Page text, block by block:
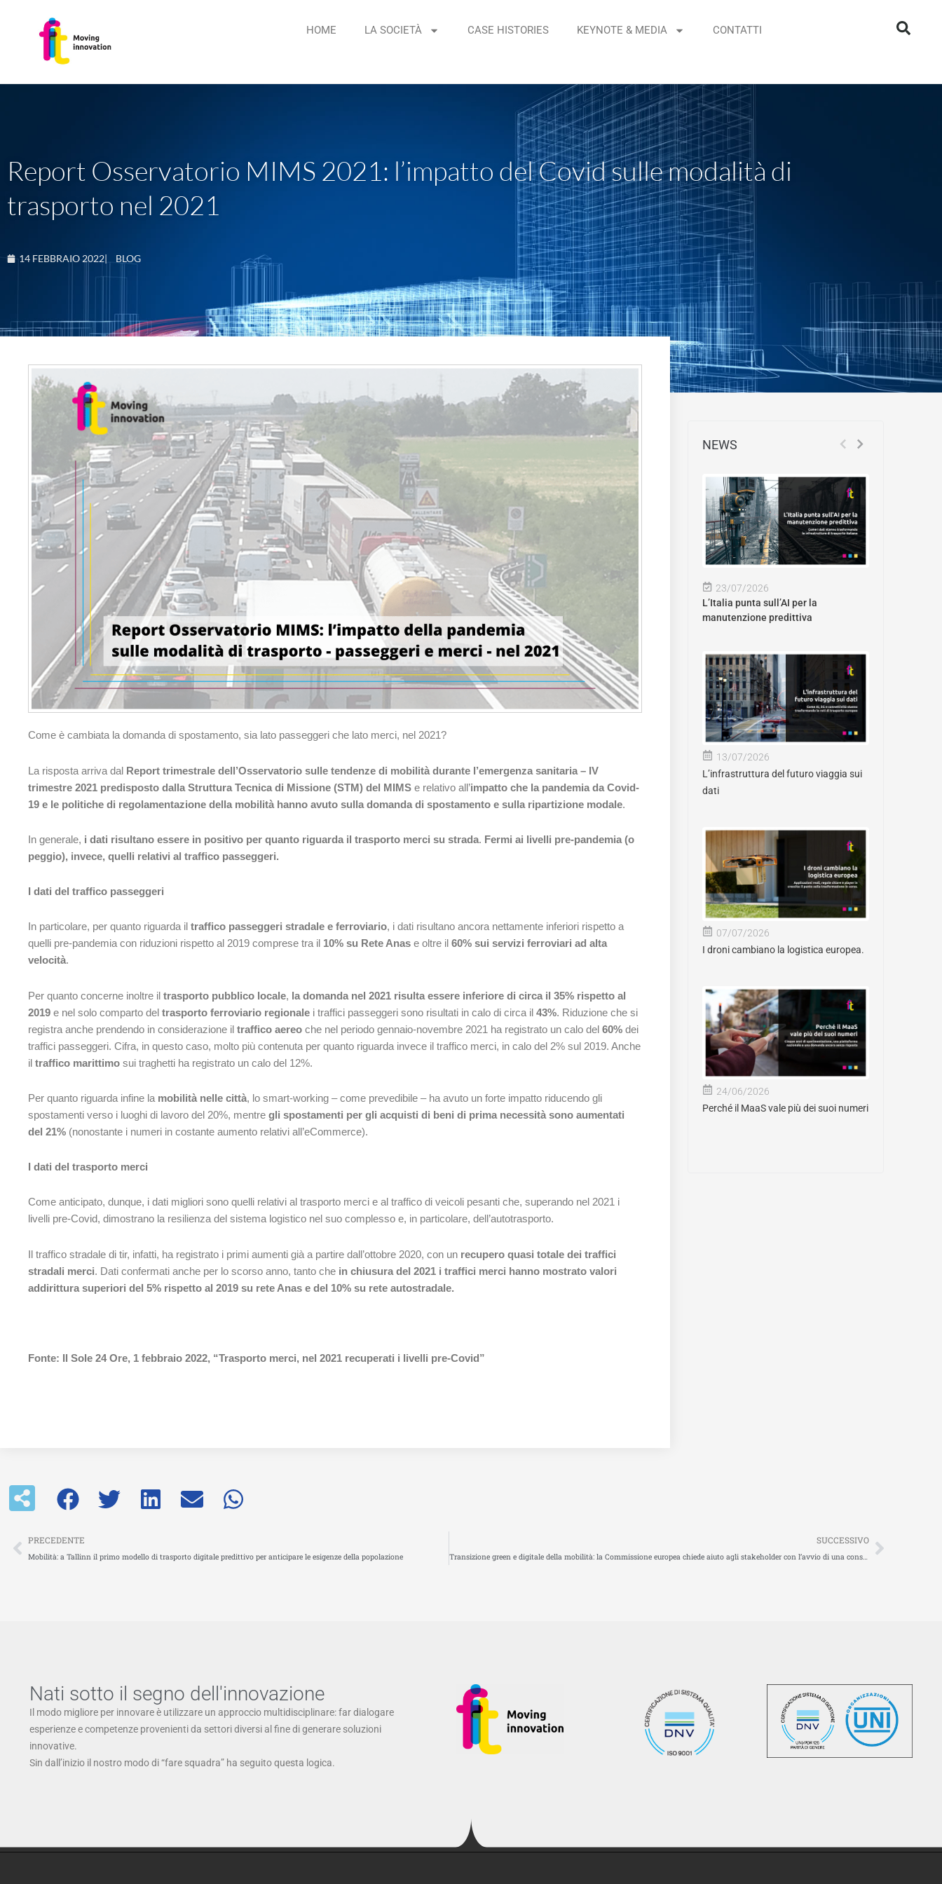
HOME LA SOCIETÀ CASE HISTORIES KEYNOTE & MEDIA CONTATTI
Report Osservatorio MIMS 2021: l’impatto del Covid sulle modalità di
trasporto nel 2021
14 FEBBRAIO 2022| BLOG
Come è cambiata la domanda di spostamento, sia lato passeggeri che lato merci, nel 2021?
La risposta arriva dal Report trimestrale dell’Osservatorio sulle tendenze di mobilità durante l’emergenza sanitaria – IV
trimestre 2021 predisposto dalla Struttura Tecnica di Missione (STM) del MIMS e relativo all’impatto che la pandemia da Covid-
19 e le politiche di regolamentazione della mobilità hanno avuto sulla domanda di spostamento e sulla ripartizione modale.
In generale, i dati risultano essere in positivo per quanto riguarda il trasporto merci su strada. Fermi ai livelli pre-pandemia (o
peggio), invece, quelli relativi al traffico passeggeri.
I dati del traffico passeggeri
In particolare, per quanto riguarda il traffico passeggeri stradale e ferroviario, i dati risultano ancora nettamente inferiori rispetto a
quelli pre-pandemia con riduzioni rispetto al 2019 comprese tra il 10% su Rete Anas e oltre il 60% sui servizi ferroviari ad alta
velocità.
Per quanto concerne inoltre il trasporto pubblico locale, la domanda nel 2021 risulta essere inferiore di circa il 35% rispetto al
2019 e nel solo comparto del trasporto ferroviario regionale i traffici passeggeri sono risultati in calo di circa il 43%. Riduzione che si
registra anche prendendo in considerazione il traffico aereo che nel periodo gennaio-novembre 2021 ha registrato un calo del 60% dei
traffici passeggeri. Cifra, in questo caso, molto più contenuta per quanto riguarda invece il traffico merci, in calo del 2% sul 2019. Anche
il traffico marittimo sui traghetti ha registrato un calo del 12%.
Per quanto riguarda infine la mobilità nelle città, lo smart-working – come prevedibile – ha avuto un forte impatto riducendo gli
spostamenti verso i luoghi di lavoro del 20%, mentre gli spostamenti per gli acquisti di beni di prima necessità sono aumentati
del 21% (nonostante i numeri in costante aumento relativi all’eCommerce).
I dati del trasporto merci
Come anticipato, dunque, i dati migliori sono quelli relativi al trasporto merci e al traffico di veicoli pesanti che, superando nel 2021 i
livelli pre-Covid, dimostrano la resilienza del sistema logistico nel suo complesso e, in particolare, dell’autotrasporto.
Il traffico stradale di tir, infatti, ha registrato i primi aumenti già a partire dall’ottobre 2020, con un recupero quasi totale dei traffici
stradali merci. Dati confermati anche per lo scorso anno, tanto che in chiusura del 2021 i traffici merci hanno mostrato valori
addirittura superiori del 5% rispetto al 2019 su rete Anas e del 10% su rete autostradale.
Fonte: Il Sole 24 Ore, 1 febbraio 2022, “Trasporto merci, nel 2021 recuperati i livelli pre-Covid”
NEWS
23/07/2026
L’Italia punta sull’AI per la
manutenzione predittiva
13/07/2026
L’infrastruttura del futuro viaggia sui
dati
07/07/2026
I droni cambiano la logistica europea.
24/06/2026
Perché il MaaS vale più dei suoi numeri
Precedente
PRECEDENTE
Mobilità: a Tallinn il primo modello di trasporto digitale predittivo per anticipare le esigenze della popolazione
SUCCESSIVO
Transizione green e digitale della mobilità: la Commissione europea chiede aiuto agli stakeholder con l’avvio di una consultazione pubblica
Nati sotto il segno dell'innovazione
Il modo migliore per innovare è utilizzare un approccio multidisciplinare: far dialogare
esperienze e competenze provenienti da settori diversi al fine di generare soluzioni
innovative.
Sin dall’inizio il nostro modo di “fare squadra” ha seguito questa logica.